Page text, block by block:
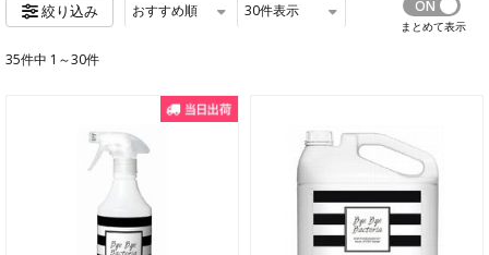
絞り込み おすすめ順 30件表示
まとめて表示
35件中 1～30件